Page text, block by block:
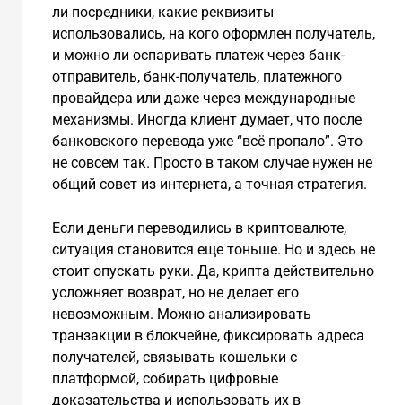
ли посредники, какие реквизиты
использовались, на кого оформлен получатель,
и можно ли оспаривать платеж через банк-
отправитель, банк-получатель, платежного
провайдера или даже через международные
механизмы. Иногда клиент думает, что после
банковского перевода уже “всё пропало”. Это
не совсем так. Просто в таком случае нужен не
общий совет из интернета, а точная стратегия.
Если деньги переводились в криптовалюте,
ситуация становится еще тоньше. Но и здесь не
стоит опускать руки. Да, крипта действительно
усложняет возврат, но не делает его
невозможным. Можно анализировать
транзакции в блокчейне, фиксировать адреса
получателей, связывать кошельки с
платформой, собирать цифровые
доказательства и использовать их в